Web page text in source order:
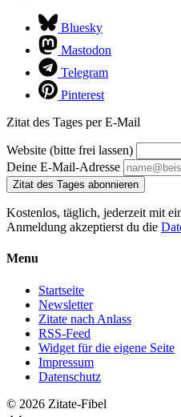
Bluesky
Mastodon
Telegram
Pinterest
Zitat des Tages per E-Mail
Website (bitte frei lassen)
Deine E-Mail-Adresse
Zitat des Tages abonnieren
Kostenlos, täglich, jederzeit mit
Anmeldung akzeptierst du die
Menu
Startseite
Newsletter
Zitate nach Anlass
RSS-Feed
Widget für die eigene Seite
Impressum
Datenschutz
© 2026 Zitate-Fibel